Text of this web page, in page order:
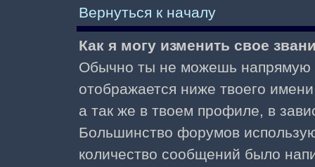
Вернуться к началу
Как я могу изменить свое
Обычно ты не можешь напрямую
отображается ниже твоего
а так же в твоем профиле, в
Большинство форумов
количество сообщений было